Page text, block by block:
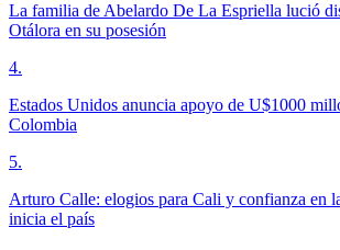
La familia de Abelardo De La Espriella lució
Otálora en su posesión
4.
Estados Unidos anuncia apoyo de U$1000
Colombia
5.
Arturo Calle: elogios para Cali y confianza en
inicia el país